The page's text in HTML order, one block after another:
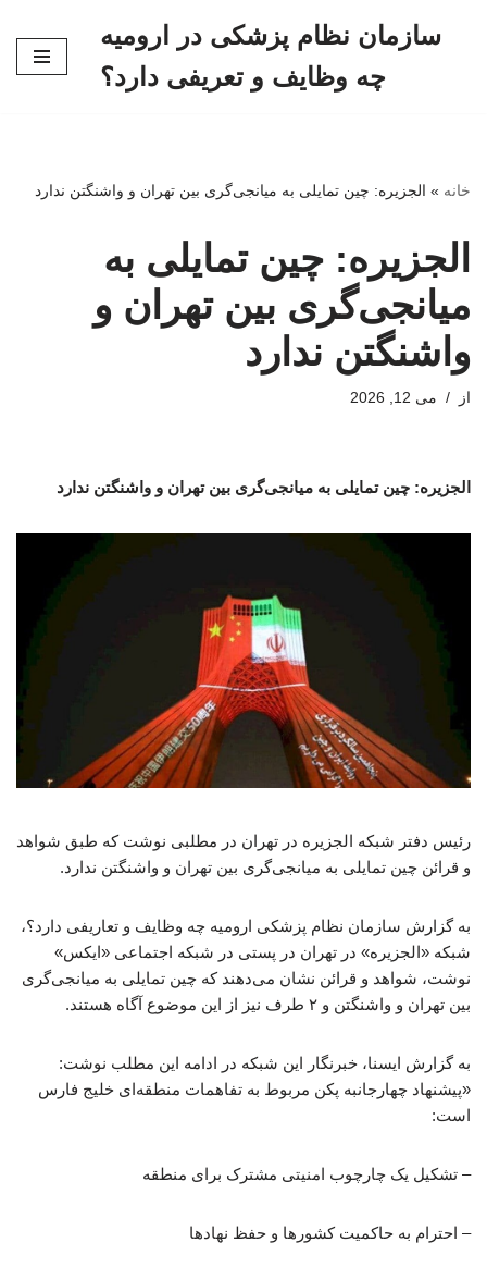
سازمان نظام پزشکی در ارومیه
چه وظایف و تعریفی دارد؟
خانه » الجزیره: چین تمایلی به میانجی‌گری بین تهران و واشنگتن ندارد
الجزیره: چین تمایلی به
میانجی‌گری بین تهران و
واشنگتن ندارد
از می 12, 2026
الجزیره: چین تمایلی به میانجی‌گری بین تهران و واشنگتن ندارد
رئیس دفتر شبکه الجزیره در تهران در مطلبی نوشت که طبق شواهد
و قرائن چین تمایلی به میانجی‌گری بین تهران و واشنگتن ندارد.
به گزارش سازمان نظام پزشکی ارومیه چه وظایف و تعاریفی دارد؟،
شبکه «الجزیره» در تهران در پستی در شبکه اجتماعی «ایکس»
نوشت، شواهد و قرائن نشان‌ می‌دهند که چین تمایلی به میانجی‌گری
بین تهران و واشنگتن و ۲ طرف نیز از این موضوع آگاه هستند.
به گزارش ایسنا، خبرنگار این شبکه در ادامه این مطلب نوشت:
«پیشنهاد چهارجانبه پکن مربوط به تفاهمات منطقه‌ای خلیج‌ فارس
است:
– تشکیل یک چارچوب امنیتی مشترک برای منطقه
– احترام به حاکمیت کشورها و حفظ نهادها